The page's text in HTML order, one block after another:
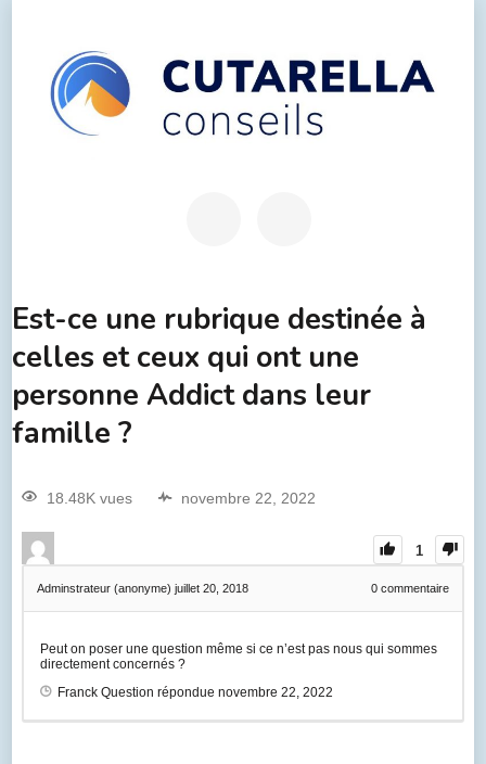
Est-ce une rubrique destinée à
celles et ceux qui ont une
personne Addict dans leur
famille ?
18.48K vues novembre 22, 2022
1
Adminstrateur (anonyme) juillet 20, 2018 0 commentaire
Peut on poser une question même si ce n’est pas nous qui sommes
directement concernés ?
FranckQuestion répondue novembre 22, 2022